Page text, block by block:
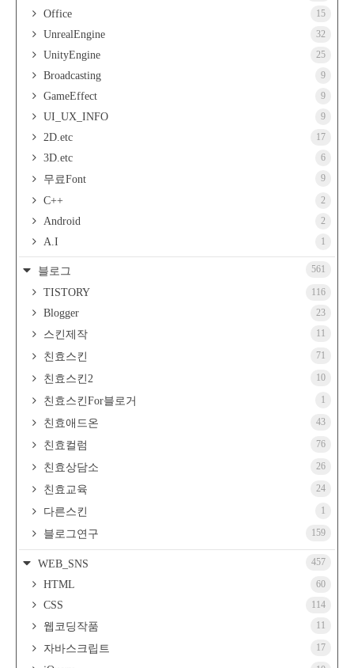
Office 15
UnrealEngine 32
UnityEngine 25
Broadcasting 9
GameEffect 9
UI_UX_INFO 9
2D.etc 17
3D.etc 6
무료Font 9
C++ 2
Android 2
A.I 1
블로그 561
TISTORY 116
Blogger 23
스킨제작 11
친효스킨 71
친효스킨2 10
친효스킨For블로거 1
친효애드온 43
친효컬럼 76
친효상담소 26
친효교육 24
다른스킨 1
블로그연구 159
WEB_SNS 457
HTML 60
CSS 114
웹코딩작품 11
자바스크립트 17